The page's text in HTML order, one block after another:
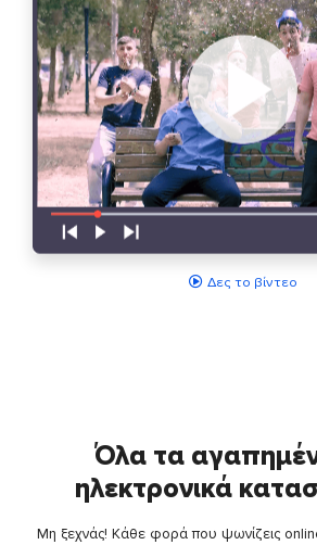
Δες το βίντεο
Όλα τα
ηλεκτρονικά
Μη ξεχνάς! Κάθε φορά που ψωνίζεις